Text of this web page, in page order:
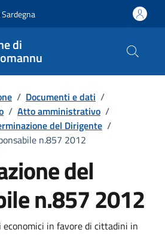
di
/ Documenti e dati /
/ Atto amministrativo /
del Dirigente /
n.857 2012
del
n.857 2012
in favore di cittadini in